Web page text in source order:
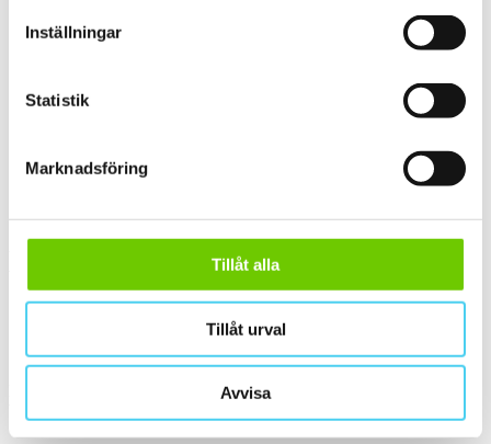
Inställningar
Statistik
Marknadsföring
Tillåt alla
Tillåt urval
Avvisa
60x60 cm(2)
Slät(5)